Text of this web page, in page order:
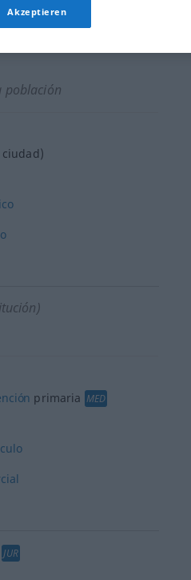
población
primaria MED
JUR
Akzeptieren